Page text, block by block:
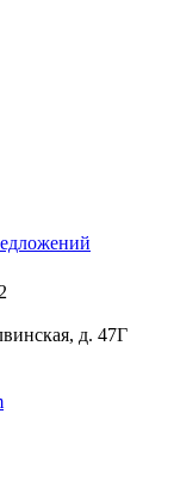
д. 47Г